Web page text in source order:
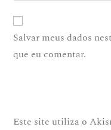
Salvar meus dados
que eu comentar.
Este site utiliza o